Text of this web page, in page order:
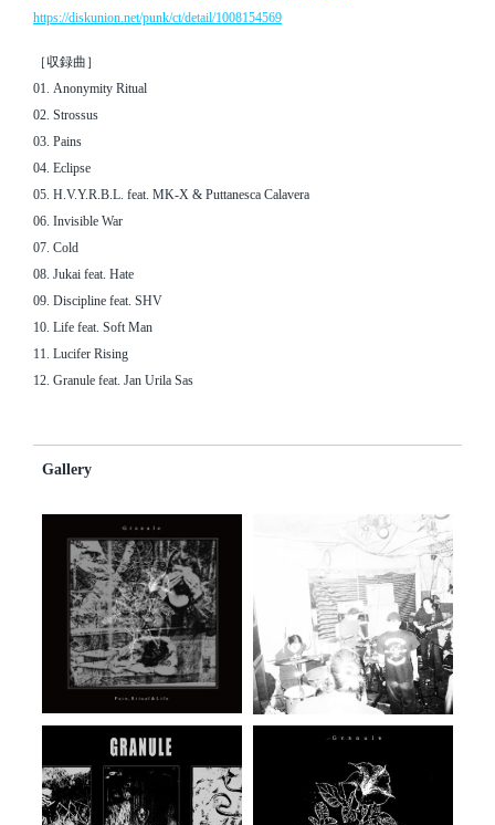
https://diskunion.net/punk/ct/detail/1008154569
［収録曲］
01. Anonymity Ritual
02. Strossus
03. Pains
04. Eclipse
05. H.V.Y.R.B.L. feat. MK-X & Puttanesca Calavera
06. Invisible War
07. Cold
08. Jukai feat. Hate
09. Discipline feat. SHV
10. Life feat. Soft Man
11. Lucifer Rising
12. Granule feat. Jan Urila Sas
Gallery